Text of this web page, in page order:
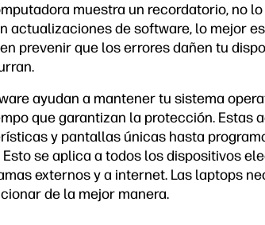
muestra un recordatorio, no
actualizaciones de software, lo mejor
prevenir que los errores dañen tu
ayudan a mantener tu sistema
que garantizan la protección. Estas
y pantallas únicas hasta
se aplica a todos los dispositivos
externos y a internet. Las laptops
de la mejor manera.